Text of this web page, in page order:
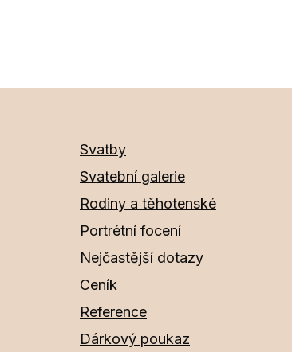
Svatby
Svatební galerie
Rodiny a těhotenské
Portrétní focení
Nejčastější dotazy
Ceník
Reference
Dárkový poukaz